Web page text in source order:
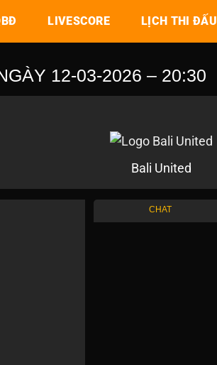
LIVESCORE LỊCH THI ĐẤU
12-03-2026 – 20:30
Bali United
CHAT